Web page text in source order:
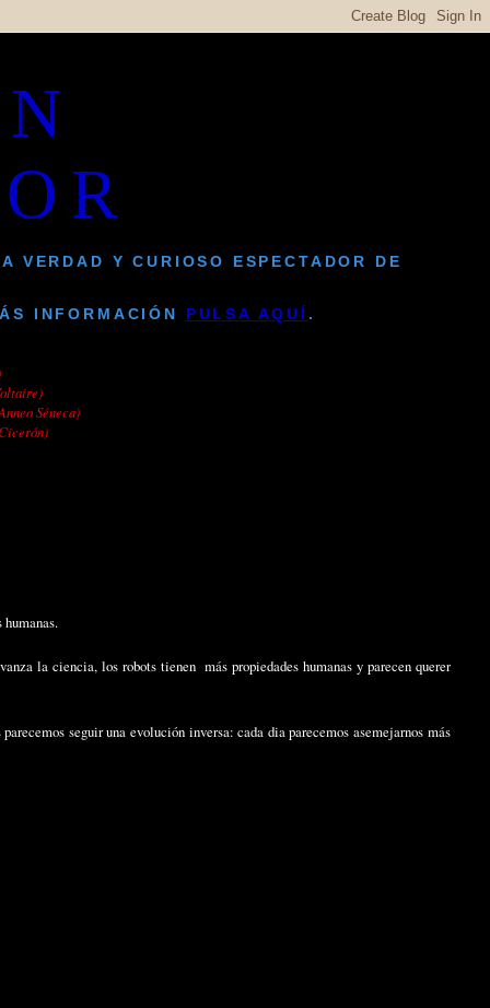
VERDAD Y CURIOSO ESPECTADOR DE
INFORMACIÓN PULSA AQUÍ .
Séneca)
humanas.
la ciencia, los robots tienen más propiedades humanas y parecen querer
seguir una evolución inversa: cada dia parecemos asemejarnos más